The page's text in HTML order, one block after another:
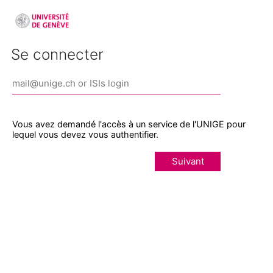
Se connecter
Vous avez demandé l'accès à un service de l'UNIGE pour
lequel vous devez vous authentifier.
Suivant